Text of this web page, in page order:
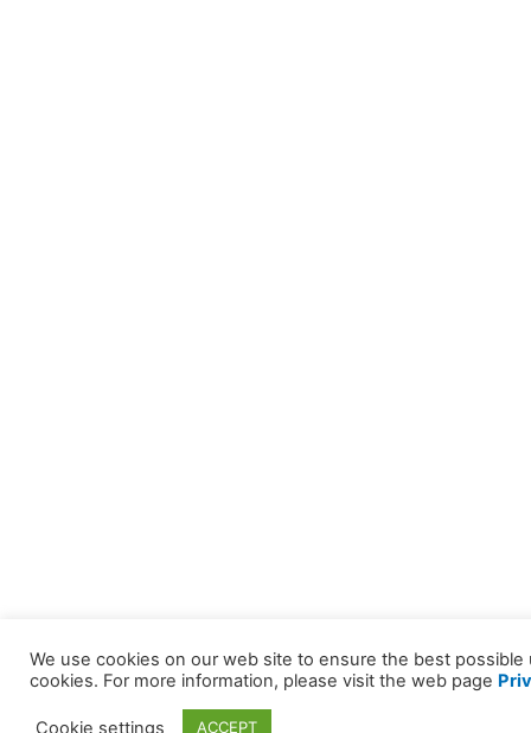
We use cookies on our web site to ensure the best
cookies. For more information, please visit the web page
Cookie settings ACCEPT